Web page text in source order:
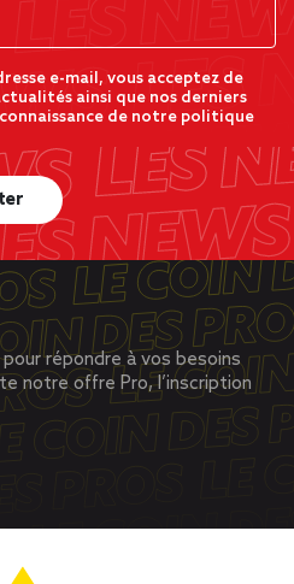
e-mail, vous acceptez de
ainsi que nos derniers
de notre politique
répondre à vos besoins
notre offre Pro, l’inscription